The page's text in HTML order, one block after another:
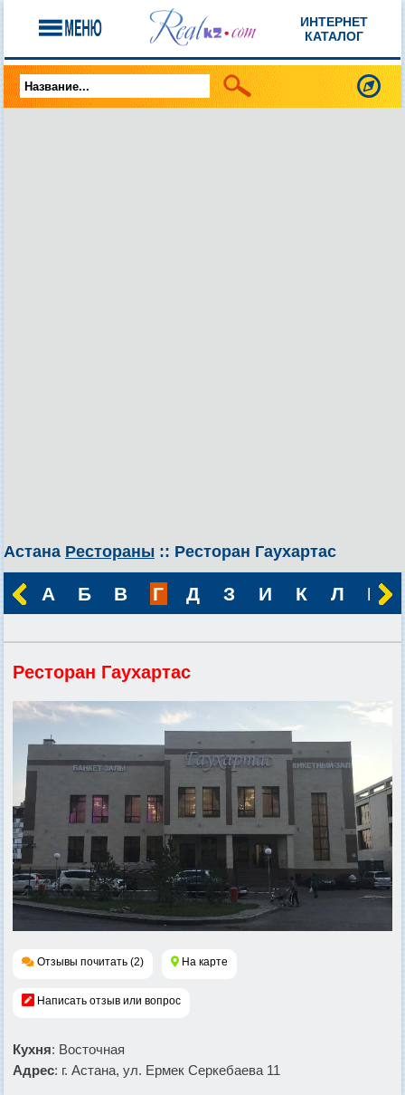
ИНТЕРНЕТ
КАТАЛОГ
Астана Рестораны :: Ресторан Гаухартас
А Б В Г Д З И К Л М
Ресторан Гаухартас
Отзывы почитать (2) На карте
Написать отзыв или вопрос
Кухня: Восточная
Адрес: г. Астана, ул. Ермек Серкебаева 11